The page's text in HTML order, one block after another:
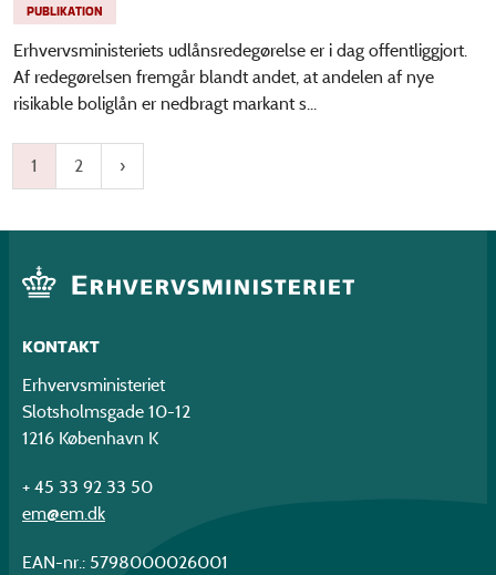
PUBLIKATION
Erhvervsministeriets udlånsredegørelse er i dag offentliggjort.
Af redegørelsen fremgår blandt andet, at andelen af nye
risikable boliglån er nedbragt markant s...
1 2
KONTAKT
Erhvervsministeriet
Slotsholmsgade 10-12
1216 København K
+ 45 33 92 33 50
em@em.dk
EAN-nr.: 5798000026001